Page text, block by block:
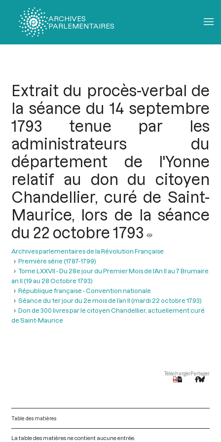
ARCHIVES
PARLEMENTAIRES
Extrait du procès-verbal de
la séance du 14 septembre
1793 tenue par les
administrateurs du
département de l'Yonne
relatif au don du citoyen
Chandellier, curé de Saint-
Maurice, lors de la séance
du 22 octobre 1793
Archives parlementaires de la Révolution Française
Première série (1787-1799)
Tome LXXVII - Du 28e jour du Premier Mois de l’An II au 7 Brumaire
an II (19 au 28 Octobre 1793)
République française - Convention nationale
Séance du 1er jour du 2e mois de l’an II (mardi 22 octobre 1793)
Don de 300 livres par le citoyen Chandellier, actuellement curé
de Saint-Maurice
TéléchargerPartager
Table des matières
La table des matières ne contient aucune entrée.